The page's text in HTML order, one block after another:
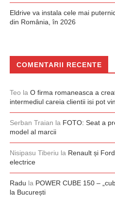
Eldrive va instala cele mai
din România, în 2026
COMENTARII RECENTE
Teo la O firma romaneasca a
intermediul careia clientii isi pot
Serban Traian la FOTO: Seat a
model al marcii
Nisipasu Tiberiu la Renault și
electrice
Radu la POWER CUBE 150 –
la București